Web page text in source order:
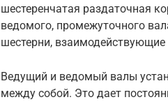
шестеренчатая раздаточная
ведомого, промежуточного
шестерни,
Ведущий и ведомый валы
между собой. Это дает